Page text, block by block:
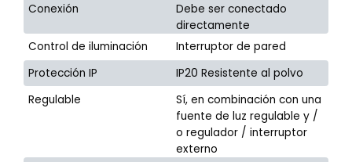
Conexión
Debe ser conectado
directamente
Control de iluminación
Interruptor de pared
Protección IP
IP20 Resistente al polvo
Regulable
Sí, en combinación con una
fuente de luz regulable y /
o regulador / interruptor
externo